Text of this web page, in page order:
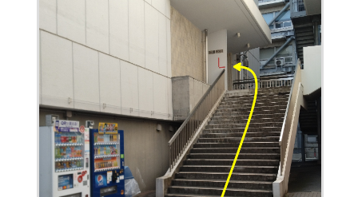
セブンイレブンまで進んできたらセブンイレブン
後ろで自動販売機前の道に入ります。